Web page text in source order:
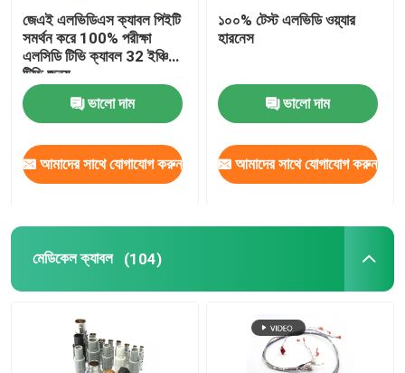
জেএই এলভিডিএস ক্যাবল পিইটি
সমর্থন করে 100% পরীক্ষা
এলসিডি টিভি ক্যাবল 32 ইঞ্চি
টিভি জন্য
ভালো দাম
আমাদের সাথে যোগাযোগ করুন
১০০% টেস্ট এলভিডি ওয়্যার
হারনেস
ভালো দাম
আমাদের সাথে যোগাযোগ করুন
মেডিকেল ক্যাবল (104)